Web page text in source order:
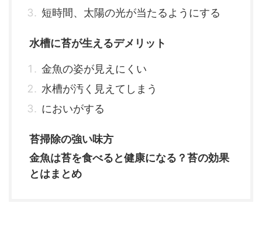
短時間、太陽の光が当たるようにする
水槽に苔が生えるデメリット
金魚の姿が見えにくい
水槽が汚く見えてしまう
においがする
苔掃除の強い味方
金魚は苔を食べると健康になる？苔の効果
とはまとめ